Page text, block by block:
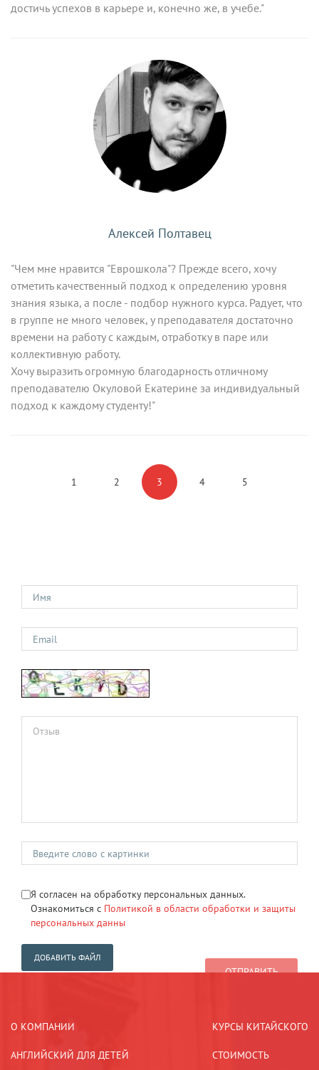
достичь успехов в карьере и, конечно же, в учебе."
Алексей Полтавец
"Чем мне нравится "Еврошкола"? Прежде всего, хочу
отметить качественный подход к определению уровня
знания языка, а после - подбор нужного курса. Радует, что
в группе не много человек, у преподавателя достаточно
времени на работу с каждым, отработку в паре или
коллективную работу.
Хочу выразить огромную благодарность отличному
преподавателю Окуловой Екатерине за индивидуальный
подход к каждому студенту!"
1 2 3 4 5
Я согласен на обработку персональных данных.
Ознакомиться с Политикой в области обработки и защиты
персональных данны
ДОБАВИТЬ ФАЙЛ
О КОМПАНИИ
АНГЛИЙСКИЙ ДЛЯ ДЕТЕЙ
КУРСЫ КИТАЙСКОГО
СТОИМОСТЬ